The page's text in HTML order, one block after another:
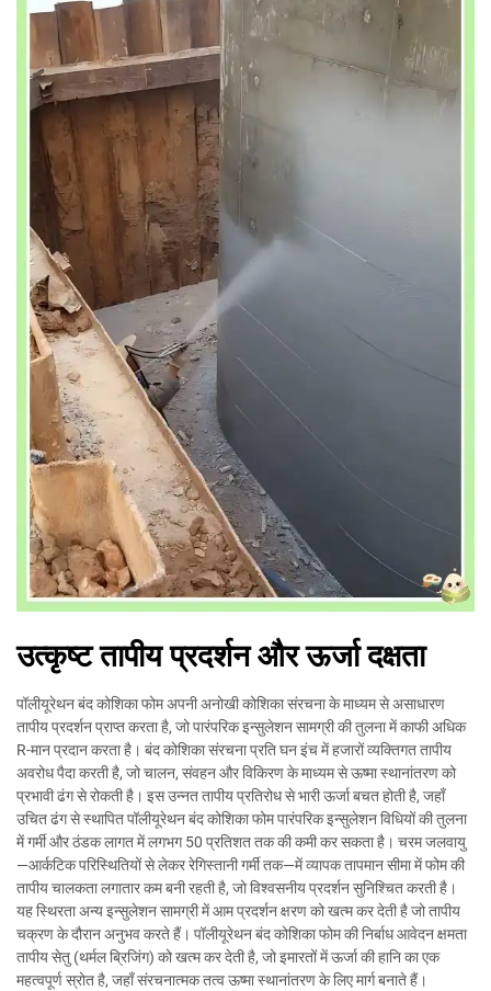
उत्कृष्ट तापीय प्रदर्शन और ऊर्जा दक्षता
पॉलीयूरेथन बंद कोशिका फोम अपनी अनोखी कोशिका संरचना के माध्यम से असाधारण
तापीय प्रदर्शन प्राप्त करता है, जो पारंपरिक इन्सुलेशन सामग्री की तुलना में काफी अधिक
R-मान प्रदान करता है। बंद कोशिका संरचना प्रति घन इंच में हजारों व्यक्तिगत तापीय
अवरोध पैदा करती है, जो चालन, संवहन और विकिरण के माध्यम से ऊष्मा स्थानांतरण को
प्रभावी ढंग से रोकती है। इस उन्नत तापीय प्रतिरोध से भारी ऊर्जा बचत होती है, जहाँ
उचित ढंग से स्थापित पॉलीयूरेथन बंद कोशिका फोम पारंपरिक इन्सुलेशन विधियों की तुलना
में गर्मी और ठंडक लागत में लगभग 50 प्रतिशत तक की कमी कर सकता है। चरम जलवायु
—आर्कटिक परिस्थितियों से लेकर रेगिस्तानी गर्मी तक—में व्यापक तापमान सीमा में फोम की
तापीय चालकता लगातार कम बनी रहती है, जो विश्वसनीय प्रदर्शन सुनिश्चित करती है।
यह स्थिरता अन्य इन्सुलेशन सामग्री में आम प्रदर्शन क्षरण को खत्म कर देती है जो तापीय
चक्रण के दौरान अनुभव करते हैं। पॉलीयूरेथन बंद कोशिका फोम की निर्बाध आवेदन क्षमता
तापीय सेतु (थर्मल ब्रिजिंग) को खत्म कर देती है, जो इमारतों में ऊर्जा की हानि का एक
महत्वपूर्ण स्रोत है, जहाँ संरचनात्मक तत्व ऊष्मा स्थानांतरण के लिए मार्ग बनाते हैं।